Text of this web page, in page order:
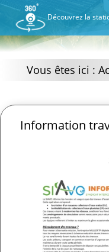
Découvrez la
Vous êtes ici :
Information